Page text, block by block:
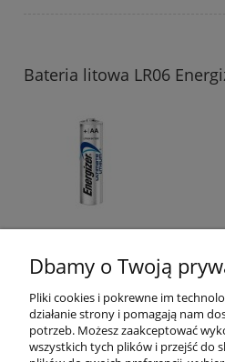
Bateria litowa LR06
Dbamy o Twoją
Pliki cookies i pokrewne im
działanie strony i pomagają nam
potrzeb. Możesz zaakceptować
wszystkich tych plików i przejść do